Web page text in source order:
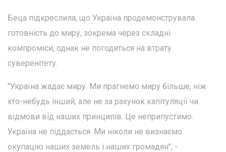
Беца підкреслила, що Україна продемонструвала
готовність до миру, зокрема через складні
компроміси, однак не погодиться на втрату
суверенітету.
"Україна жадає миру. Ми прагнемо миру більше, ніж
хто-небудь інший, але не за рахунок капітуляції чи
відмови від наших принципів. Це неприпустимо.
Україна не піддасться. Ми ніколи не визнаємо
окупацію наших земель і наших громадян", -